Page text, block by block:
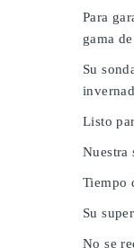
Para
gama
Su
Listo
Nuestra
Tiempo
Su
No se